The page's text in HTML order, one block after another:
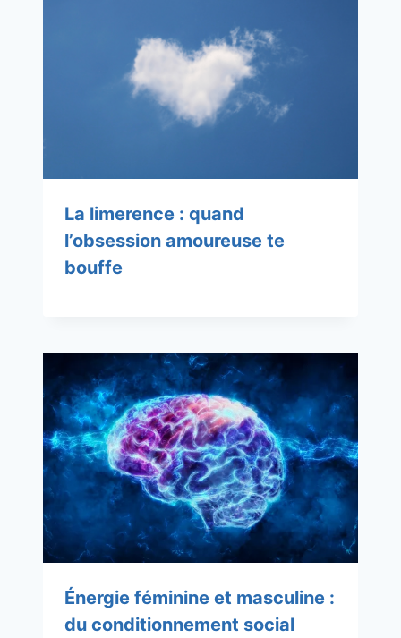
La limerence : quand
l’obsession amoureuse te
bouffe
Énergie féminine et masculine :
du conditionnement social